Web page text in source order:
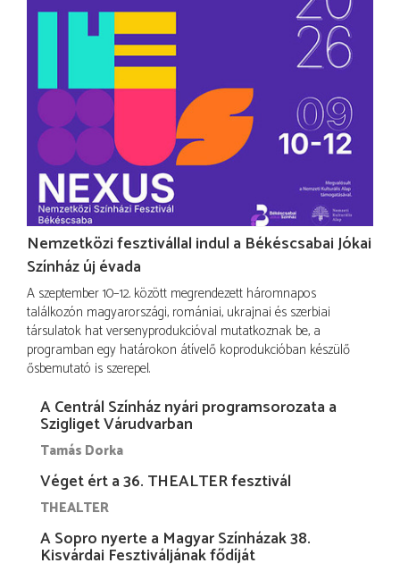
Nemzetközi fesztivállal indul a Békéscsabai Jókai
Színház új évada
A szeptember 10–12. között megrendezett háromnapos
találkozón magyarországi, romániai, ukrajnai és szerbiai
társulatok hat versenyprodukcióval mutatkoznak be, a
programban egy határokon átívelő koprodukcióban készülő
ősbemutató is szerepel.
A Centrál Színház nyári programsorozata a
Szigliget Várudvarban
Tamás Dorka
Véget ért a 36. THEALTER fesztivál
THEALTER
A Sopro nyerte a Magyar Színházak 38.
Kisvárdai Fesztiváljának fődíját